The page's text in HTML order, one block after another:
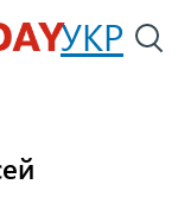
УКР